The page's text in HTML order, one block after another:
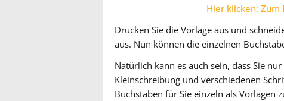
Hier klicken:
Drucken Sie die Vorlage aus und
aus. Nun können die einzelnen
Natürlich kann es auch sein, dass Sie
Kleinschreibung und verschiedenen
Buchstaben für Sie einzeln als Vorlagen